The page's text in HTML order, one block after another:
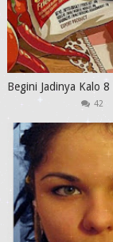
Begini Jadinya Kalo
42